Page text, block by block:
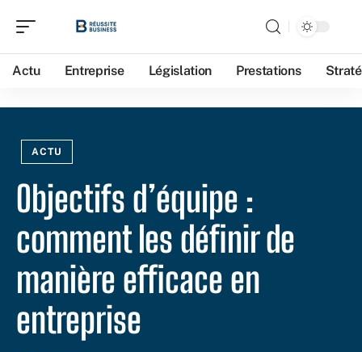
Actu Entreprise Législation Prestations
ACTU
Objectifs d’équipe :
comment les définir de
manière efficace en
entreprise